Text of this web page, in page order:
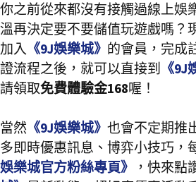
你之前從來都沒有接觸過線上娛
溫再決定要不要儲值玩遊戲嗎？
加入 《9J娛樂城》 的會員，完成
證流程之後，就可以直接到
《9J
請領取免費體驗金168喔！
當然 《9J娛樂城》 也會不定期推
多即時優惠訊息、博弈小技巧，
娛樂城官方粉絲專頁》
，快來點